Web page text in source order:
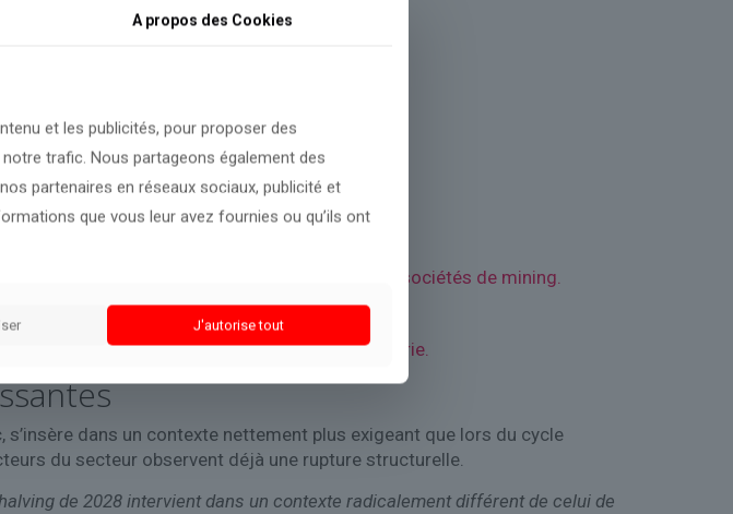
marquée par des tensions inédites.
plus strict fragilisent la rentabilité des sociétés de mining.
bitcoins pour renforcer leur trésorerie.
entre infrastructure énergétique et industrie.
dans un contexte nettement plus exigeant que lors du cycle
du secteur observent déjà une rupture structurelle.
de 2028 intervient dans un contexte radicalement différent de celui de
A propos des Cookies
et les publicités, pour proposer des
trafic. Nous partageons également des
partenaires en réseaux sociaux, publicité et
que vous leur avez fournies ou qu’ils ont
J'autorise tout